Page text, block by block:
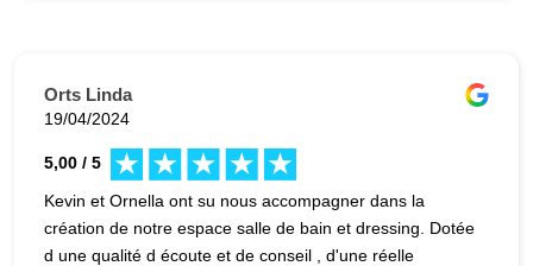
Avenir !
Orts Linda
19/04/2024
5,00 / 5
Kevin et Ornella ont su nous accompagner dans la
création de notre espace salle de bain et dressing. Dotée
d une qualité d écoute et de conseil , d'une réelle